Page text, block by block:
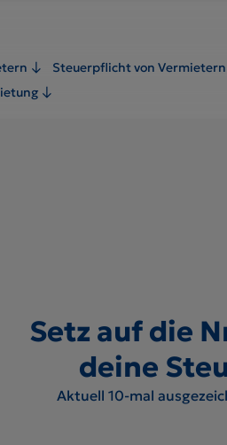
Steuerpflicht von Vermietern
Setz auf die
deine
Aktuell 10-mal